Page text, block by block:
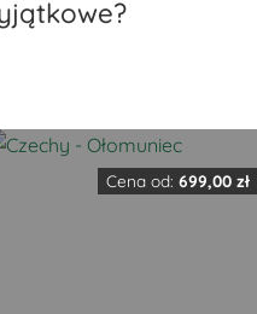
Cena od: 699,00 zł